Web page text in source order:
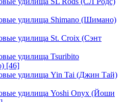
удилища Shimano (Шимано)
удилища St. Croix (Сэнт
удилища Tsuribito
[46]
удилища Yin Tai (Джин Тай)
удилища Yoshi Onyx (Йоши